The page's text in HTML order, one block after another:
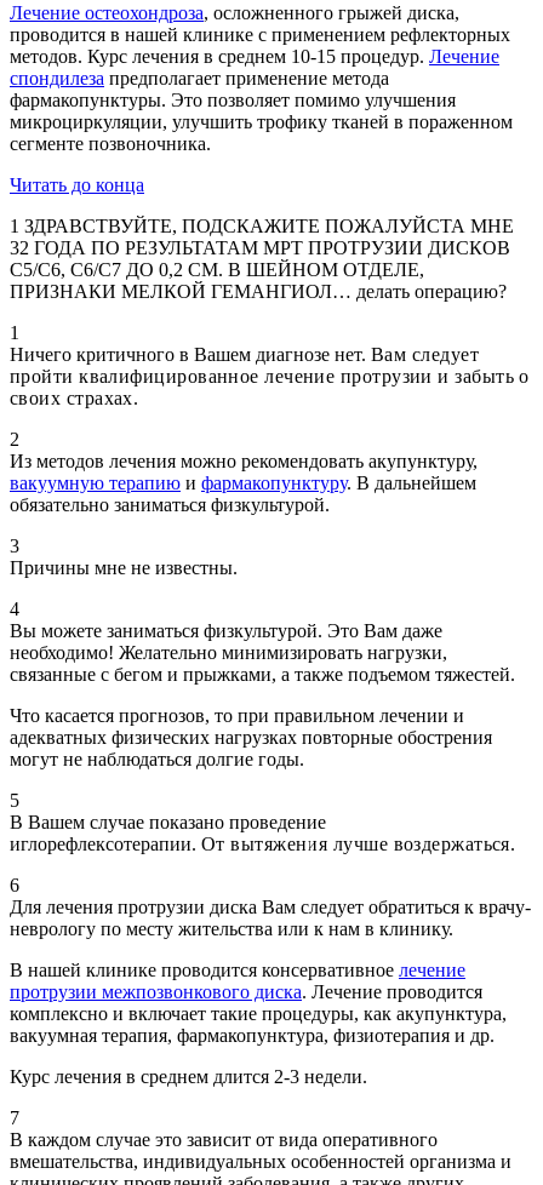
Лечение остеохондроза, осложненного грыжей диска,
проводится в нашей клинике с применением рефлекторных
методов. Курс лечения в среднем 10-15 процедур. Лечение
спондилеза предполагает применение метода
фармакопунктуры. Это позволяет помимо улучшения
микроциркуляции, улучшить трофику тканей в пораженном
сегменте позвоночника.
Читать до конца
1 ЗДРАВСТВУЙТЕ, ПОДСКАЖИТЕ ПОЖАЛУЙСТА МНЕ
32 ГОДА ПО РЕЗУЛЬТАТАМ МРТ ПРОТРУЗИИ ДИСКОВ
С5/С6, С6/С7 ДО 0,2 СМ. В ШЕЙНОМ ОТДЕЛЕ,
ПРИЗНАКИ МЕЛКОЙ ГЕМАНГИОЛ… делать операцию?
1
Ничего критичного в Вашем диагнозе нет. Вам следует
пройти квалифицированное лечение протрузии и забыть о
своих страхах.
2
Из методов лечения можно рекомендовать акупунктуру,
вакуумную терапию и фармакопунктуру. В дальнейшем
обязательно заниматься физкультурой.
3
Причины мне не известны.
4
Вы можете заниматься физкультурой. Это Вам даже
необходимо! Желательно минимизировать нагрузки,
связанные с бегом и прыжками, а также подъемом тяжестей.
Что касается прогнозов, то при правильном лечении и
адекватных физических нагрузках повторные обострения
могут не наблюдаться долгие годы.
5
В Вашем случае показано проведение
иглорефлексотерапии. От вытяжения лучше воздержаться.
6
Для лечения протрузии диска Вам следует обратиться к врачу-
неврологу по месту жительства или к нам в клинику.
В нашей клинике проводится консервативное лечение
протрузии межпозвонкового диска. Лечение проводится
комплексно и включает такие процедуры, как акупунктура,
вакуумная терапия, фармакопунктура, физиотерапия и др.
Курс лечения в среднем длится 2-3 недели.
7
В каждом случае это зависит от вида оперативного
вмешательства, индивидуальных особенностей организма и